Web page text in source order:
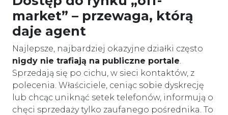
market” – przewaga, którą
daje agent
Najlepsze, najbardziej okazyjne działki często
nigdy nie trafiają na publiczne portale.
Sprzedają się po cichu, w sieci kontaktów, z
polecenia. Właściciele, ceniąc sobie dyskrecję
lub chcąc uniknąć setek telefonów, informują o
chęci sprzedaży tylko zaufanego pośrednika. To